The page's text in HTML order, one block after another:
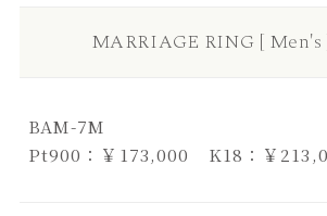
MARRIAGE RING [ Men's
BAM-7M
Pt900：￥173,000 K18：￥